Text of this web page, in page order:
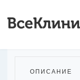
ОПИСАНИЕ